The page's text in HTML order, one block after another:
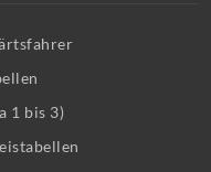
1 bis 3)